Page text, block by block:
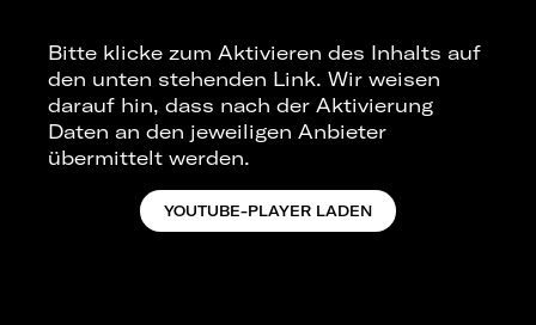
Bitte klicke zum Aktivieren des Inhalts auf
den unten stehenden Link. Wir weisen
darauf hin, dass nach der Aktivierung
Daten an den jeweiligen Anbieter
übermittelt werden.
YOUTUBE-PLAYER LADEN